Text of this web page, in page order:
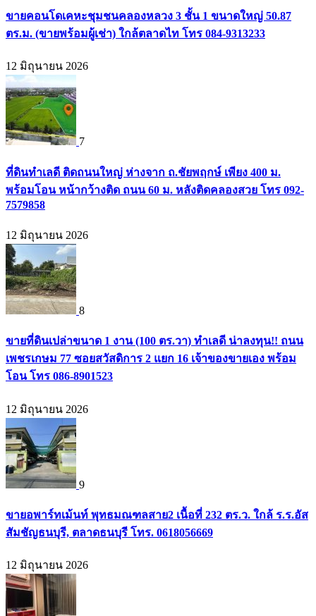
ขายคอนโดเคหะชุมชนคลองหลวง 3 ชั้น 1 ขนาดใหญ่ 50.87
ตร.ม. (ขายพร้อมผู้เช่า) ใกล้ตลาดไท โทร 084-9313233
12 มิถุนายน 2026
7
ที่ดินทำเลดี ติดถนนใหญ่ ห่างจาก ถ.ชัยพฤกษ์ เพียง 400 ม.
พร้อมโอน หน้ากว้างติด ถนน 60 ม. หลังติดคลองสวย โทร 092-
7579858
12 มิถุนายน 2026
8
ขายที่ดินเปล่าขนาด 1 งาน (100 ตร.วา) ทำเลดี น่าลงทุน!! ถนน
เพชรเกษม 77 ซอยสวัสดิการ 2 แยก 16 เจ้าของขายเอง พร้อม
โอน โทร 086-8901523
12 มิถุนายน 2026
9
ขายอพาร์ทเม้นท์ พุทธมณฑลสาย2 เนื้อที่ 232 ตร.ว. ใกล้ ร.ร.อัส
สัมชัญธนบุรี, ตลาดธนบุรี โทร. 0618056669
12 มิถุนายน 2026